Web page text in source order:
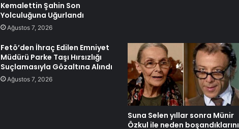
Kemalettin Şahin Son
Yolculuğuna Uğurlandı
Ağustos 7, 2026
Fetö’den İhraç Edilen Emniyet
Müdürü Parke Taşı Hırsızlığı
Suçlamasıyla Gözaltına Alındı
Ağustos 7, 2026
Suna Selen yıllar sonra Münir
Özkul ile neden boşandıklarını